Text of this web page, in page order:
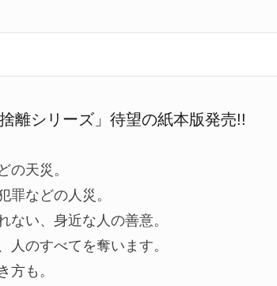
離シリーズ」待望の紙本版発売!!
の天災。
罪などの人災。
ない、身近な人の善意。
人のすべてを奪います。
方も。